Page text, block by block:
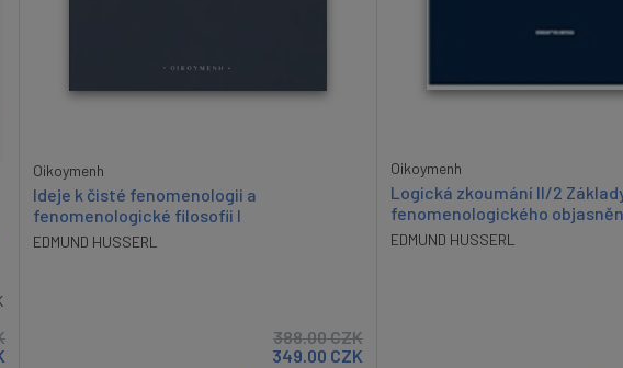
Oikoymenh
Ideje k čisté fenomenologii a
fenomenologické filosofii I
EDMUND HUSSERL
388.00CZK
349.00 CZK
Oikoymenh
Logická zkoumání II/2
fenomenologického
EDMUND HUSSERL